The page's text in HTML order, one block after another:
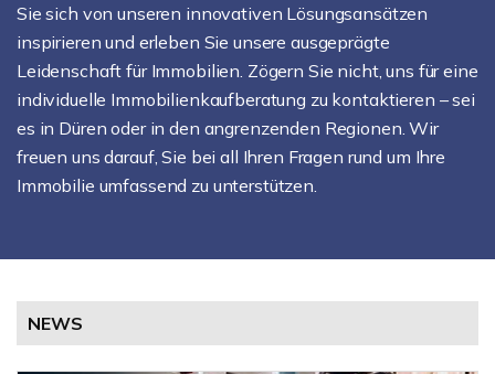
Sie sich von unseren innovativen Lösungsansätzen
inspirieren und erleben Sie unsere ausgeprägte
Leidenschaft für Immobilien. Zögern Sie nicht, uns für eine
individuelle Immobilienkaufberatung zu kontaktieren – sei
es in Düren oder in den angrenzenden Regionen. Wir
freuen uns darauf, Sie bei all Ihren Fragen rund um Ihre
Immobilie umfassend zu unterstützen.
NEWS